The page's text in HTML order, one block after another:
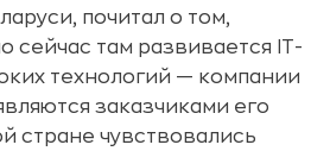
почитал о том,
сейчас там развивается IT-
технологий — компании
заказчиками его
стране чувствовались